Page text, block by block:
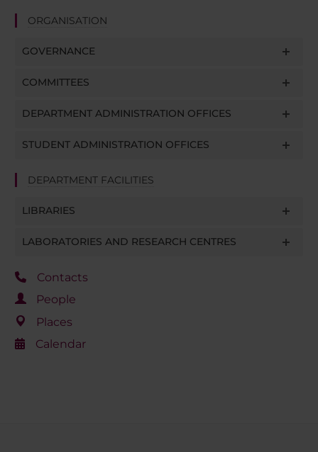
ORGANISATION
GOVERNANCE
COMMITTEES
DEPARTMENT ADMINISTRATION OFFICES
STUDENT ADMINISTRATION OFFICES
DEPARTMENT FACILITIES
LIBRARIES
LABORATORIES AND RESEARCH CENTRES
Contacts
People
Places
Calendar